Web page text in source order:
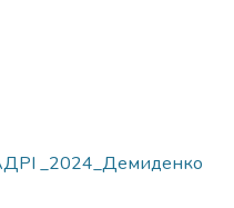
_2024_Демиденко